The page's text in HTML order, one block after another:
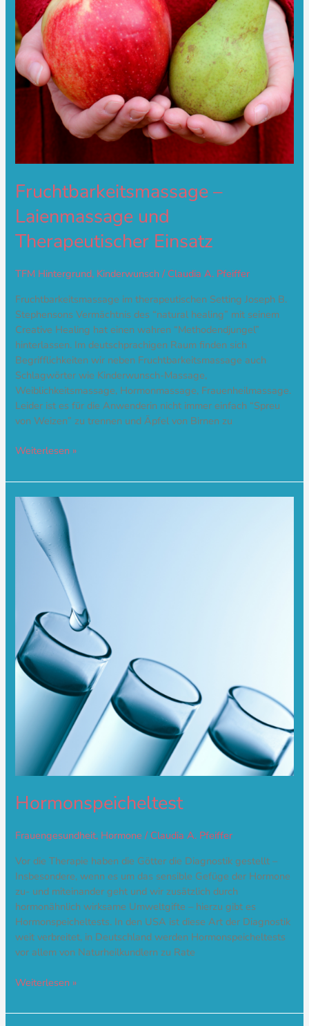
Fruchtbarkeitsmassage –
Laienmassage und
Therapeutischer Einsatz
TFM Hintergrund, Kinderwunsch/ Claudia A. Pfeiffer
Fruchtbarkeitsmassage im therapeutischen Setting Joseph B.
Stephensons Vermächtnis des “natural healing” mit seinem
Creative Healing hat einen wahren “Methodendjungel”
hinterlassen. Im deutschprachigen Raum finden sich
Begrifflichkeiten wir neben Fruchtbarkeitsmassage auch
Schlagwörter wie Kinderwunsch-Massage,
Weiblichkeitsmassage, Hormonmassage, Frauenheilmassage.
Leider ist es für die Anwenderin nicht immer einfach “Spreu
von Weizen” zu trennen und Äpfel von Birnen zu
Weiterlesen »
Hormonspeicheltest
Frauengesundheit, Hormone / Claudia A. Pfeiffer
Vor die Therapie haben die Götter die Diagnostik gestellt –
Insbesondere, wenn es um das sensible Gefüge der Hormone
zu- und miteinander geht und wir zusätzlich durch
hormonähnlich wirksame Umweltgifte – hierzu gibt es
Hormonspeicheltests. In den USA ist diese Art der Diagnostik
weit verbreitet, in Deutschland werden Hormonspeicheltests
vor allem von Naturheilkundlern zu Rate
Hormonspeicheltest
Weiterlesen »